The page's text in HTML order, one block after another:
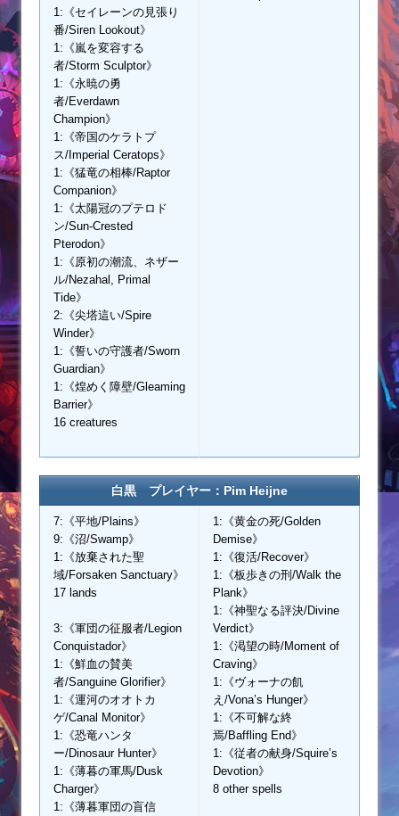
1:《セイレーンの見張り
番/Siren Lookout》
1:《嵐を変容する
者/Storm Sculptor》
1:《永暁の勇
者/Everdawn
Champion》
1:《帝国のケラトプ
ス/Imperial Ceratops》
1:《猛竜の相棒/Raptor
Companion》
1:《太陽冠のプテロド
ン/Sun-Crested
Pterodon》
1:《原初の潮流、ネザー
ル/Nezahal, Primal
Tide》
2:《尖塔這い/Spire
Winder》
1:《誓いの守護者/Sworn
Guardian》
1:《煌めく障壁/Gleaming
Barrier》
16 creatures
白黒 プレイヤー：Pim Heijne
7:《平地/Plains》
9:《沼/Swamp》
1:《放棄された聖
域/Forsaken Sanctuary》
17 lands
3:《軍団の征服者/Legion
Conquistador》
1:《鮮血の賛美
者/Sanguine Glorifier》
1:《運河のオオトカ
ゲ/Canal Monitor》
1:《恐竜ハンタ
ー/Dinosaur Hunter》
1:《薄暮の軍馬/Dusk
Charger》
1:《薄暮軍団の盲信
1:《黄金の死/Golden
Demise》
1:《復活/Recover》
1:《板歩きの刑/Walk the
Plank》
1:《神聖なる評決/Divine
Verdict》
1:《渇望の時/Moment of
Craving》
1:《ヴォーナの飢
え/Vona’s Hunger》
1:《不可解な終
焉/Baffling End》
1:《従者の献身/Squire’s
Devotion》
8 other spells